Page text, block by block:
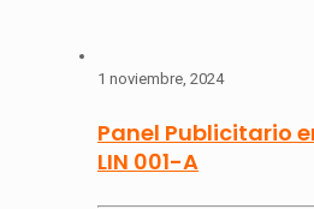
1 noviembre, 2024
Panel Publicitario
LIN 001-A